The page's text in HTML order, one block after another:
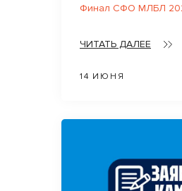
Финал СФО МЛБЛ
ЧИТАТЬ ДАЛЕЕ
14 ИЮНЯ